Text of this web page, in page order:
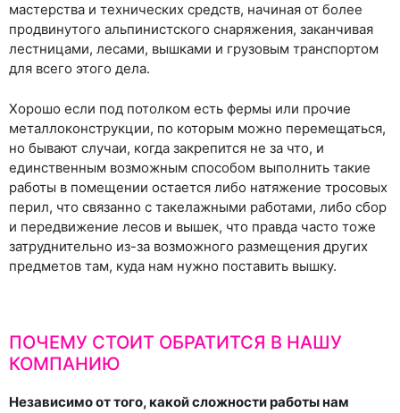
мастерства и технических средств, начиная от более
продвинутого альпинистского снаряжения, заканчивая
лестницами, лесами, вышками и грузовым транспортом
для всего этого дела.
Хорошо если под потолком есть фермы или прочие
металлоконструкции, по которым можно перемещаться,
но бывают случаи, когда закрепится не за что, и
единственным возможным способом выполнить такие
работы в помещении остается либо натяжение тросовых
перил, что связанно с такелажными работами, либо сбор
и передвижение лесов и вышек, что правда часто тоже
затруднительно из-за возможного размещения других
предметов там, куда нам нужно поставить вышку.
ПОЧЕМУ СТОИТ ОБРАТИТСЯ В НАШУ
КОМПАНИЮ
Независимо от того, какой сложности работы нам